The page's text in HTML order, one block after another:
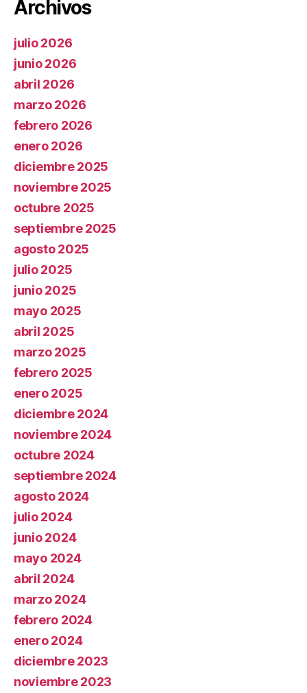
Archivos
julio 2026
junio 2026
abril 2026
marzo 2026
febrero 2026
enero 2026
diciembre 2025
noviembre 2025
octubre 2025
septiembre 2025
agosto 2025
julio 2025
junio 2025
mayo 2025
abril 2025
marzo 2025
febrero 2025
enero 2025
diciembre 2024
noviembre 2024
octubre 2024
septiembre 2024
agosto 2024
julio 2024
junio 2024
mayo 2024
abril 2024
marzo 2024
febrero 2024
enero 2024
diciembre 2023
noviembre 2023